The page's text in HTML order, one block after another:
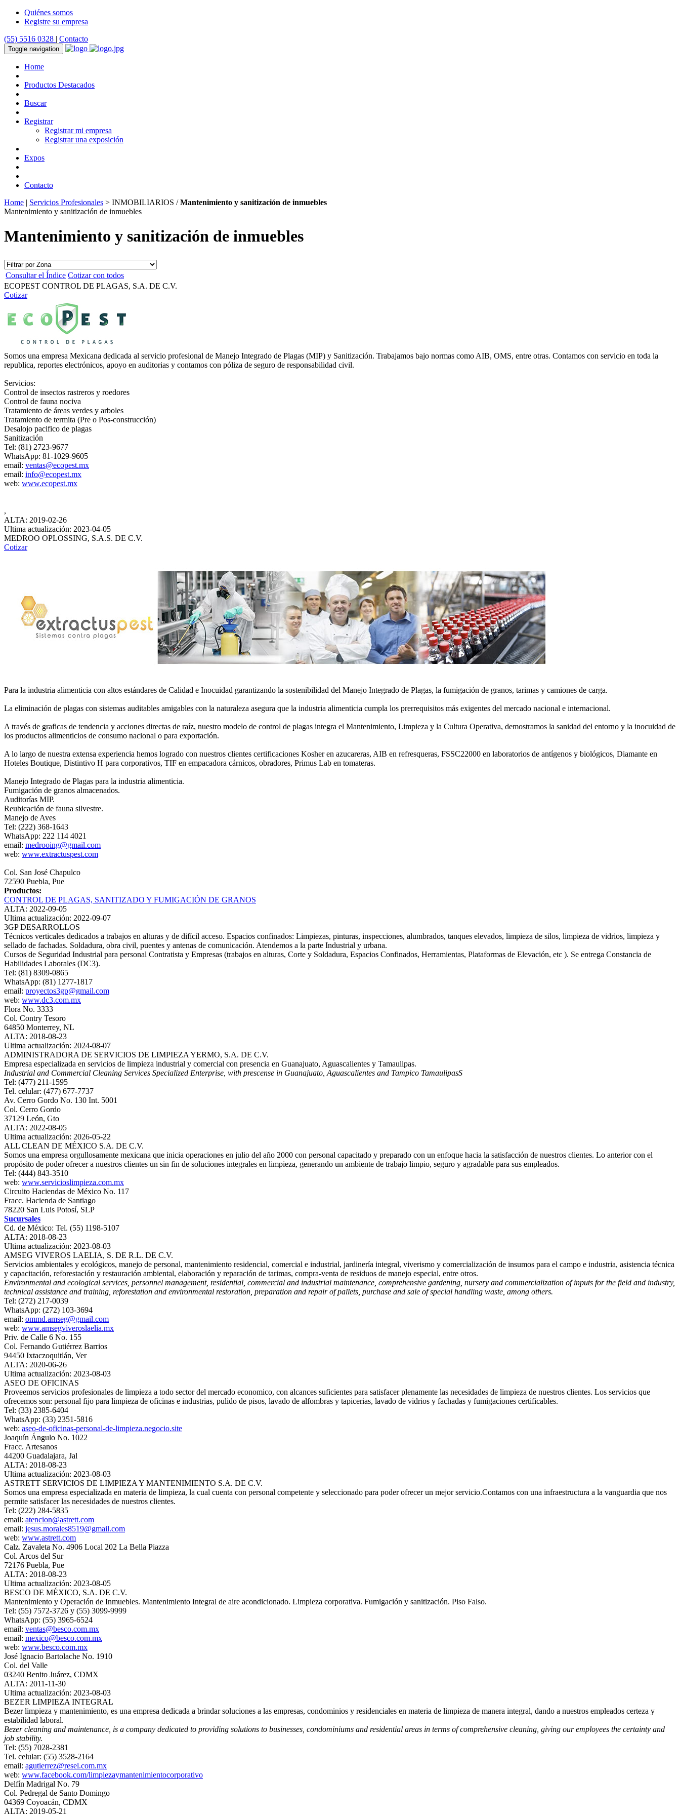
Quiénes somos
Registre su empresa
(55) 5516 0328 | Contacto
Toggle navigation
Home
Productos Destacados
Buscar
Registrar
Registrar mi empresa
Registrar una exposición
Expos
Contacto
Home | Servicios Profesionales > INMOBILIARIOS /Mantenimiento y sanitización de inmuebles
Mantenimiento y sanitización de inmuebles
Mantenimiento y sanitización de inmuebles
Consultar el Índice Cotizar con todos
ECOPEST CONTROL DE PLAGAS, S.A. DE C.V.
Cotizar
Somos una empresa Mexicana dedicada al servicio profesional de Manejo Integrado de Plagas (MIP) y Sanitización. Trabajamos bajo normas como AIB, OMS, entre otras. Contamos con servicio en toda la
republica, reportes electrónicos, apoyo en auditorias y contamos con póliza de seguro de responsabilidad civil.
Servicios:
Control de insectos rastreros y roedores
Control de fauna nociva
Tratamiento de áreas verdes y arboles
Tratamiento de termita (Pre o Pos-construcción)
Desalojo pacifico de plagas
Sanitización
Tel: (81) 2723-9677
WhatsApp: 81-1029-9605
email: ventas@ecopest.mx
email: info@ecopest.mx
web: www.ecopest.mx
,
ALTA: 2019-02-26
Ultima actualización: 2023-04-05
MEDROO OPLOSSING, S.A.S. DE C.V.
Cotizar
Para la industria alimenticia con altos estándares de Calidad e Inocuidad garantizando la sostenibilidad del Manejo Integrado de Plagas, la fumigación de granos, tarimas y camiones de carga.
La eliminación de plagas con sistemas auditables amigables con la naturaleza asegura que la industria alimenticia cumpla los prerrequisitos más exigentes del mercado nacional e internacional.
A través de graficas de tendencia y acciones directas de raíz, nuestro modelo de control de plagas integra el Mantenimiento, Limpieza y la Cultura Operativa, demostramos la sanidad del entorno y la inocuidad de
los productos alimenticios de consumo nacional o para exportación.
A lo largo de nuestra extensa experiencia hemos logrado con nuestros clientes certificaciones Kosher en azucareras, AIB en refresqueras, FSSC22000 en laboratorios de antígenos y biológicos, Diamante en
Hoteles Boutique, Distintivo H para corporativos, TIF en empacadora cárnicos, obradores, Primus Lab en tomateras.
Manejo Integrado de Plagas para la industria alimenticia.
Fumigación de granos almacenados.
Auditorías MIP.
Reubicación de fauna silvestre.
Manejo de Aves
Tel: (222) 368-1643
WhatsApp: 222 114 4021
email: medrooing@gmail.com
web: www.extractuspest.com
Col. San José Chapulco
72590 Puebla, Pue
Productos:
CONTROL DE PLAGAS, SANITIZADO Y FUMIGACIÓN DE GRANOS
ALTA: 2022-09-05
Ultima actualización: 2022-09-07
3GP DESARROLLOS
Técnicos verticales dedicados a trabajos en alturas y de difícil acceso. Espacios confinados: Limpiezas, pinturas, inspecciones, alumbrados, tanques elevados, limpieza de silos, limpieza de vidrios, limpieza y
sellado de fachadas. Soldadura, obra civil, puentes y antenas de comunicación. Atendemos a la parte Industrial y urbana.
Cursos de Seguridad Industrial para personal Contratista y Empresas (trabajos en alturas, Corte y Soldadura, Espacios Confinados, Herramientas, Plataformas de Elevación, etc ). Se entrega Constancia de
Habilidades Laborales (DC3).
Tel: (81) 8309-0865
WhatsApp: (81) 1277-1817
email: proyectos3gp@gmail.com
web: www.dc3.com.mx
Flora No. 3333
Col. Contry Tesoro
64850 Monterrey, NL
ALTA: 2018-08-23
Ultima actualización: 2024-08-07
ADMINISTRADORA DE SERVICIOS DE LIMPIEZA YERMO, S.A. DE C.V.
Empresa especializada en servicios de limpieza industrial y comercial con presencia en Guanajuato, Aguascalientes y Tamaulipas.
Industrial and Commercial Cleaning Services Specialized Enterprise, with prescense in Guanajuato, Aguascalientes and Tampico TamaulipasS
Tel: (477) 211-1595
Tel. celular: (477) 677-7737
Av. Cerro Gordo No. 130 Int. 5001
Col. Cerro Gordo
37129 León, Gto
ALTA: 2022-08-05
Ultima actualización: 2026-05-22
ALL CLEAN DE MÉXICO S.A. DE C.V.
Somos una empresa orgullosamente mexicana que inicia operaciones en julio del año 2000 con personal capacitado y preparado con un enfoque hacia la satisfacción de nuestros clientes. Lo anterior con el
propósito de poder ofrecer a nuestros clientes un sin fin de soluciones integrales en limpieza, generando un ambiente de trabajo limpio, seguro y agradable para sus empleados.
Tel: (444) 843-3510
web: www.servicioslimpieza.com.mx
Circuito Haciendas de México No. 117
Fracc. Hacienda de Santiago
78220 San Luis Potosí, SLP
Sucursales
Cd. de México: Tel. (55) 1198-5107
ALTA: 2018-08-23
Ultima actualización: 2023-08-03
AMSEG VIVEROS LAELIA, S. DE R.L. DE C.V.
Servicios ambientales y ecológicos, manejo de personal, mantenimiento residencial, comercial e industrial, jardinería integral, viverismo y comercialización de insumos para el campo e industria, asistencia técnica
y capacitación, reforestación y restauración ambiental, elaboración y reparación de tarimas, compra‐venta de residuos de manejo especial, entre otros.
Environmental and ecological services, personnel management, residential, commercial and industrial maintenance, comprehensive gardening, nursery and commercialization of inputs for the field and industry,
technical assistance and training, reforestation and environmental restoration, preparation and repair of pallets, purchase and sale of special handling waste, among others.
Tel: (272) 217-0039
WhatsApp: (272) 103-3694
email: ommd.amseg@gmail.com
web: www.amsegviveroslaelia.mx
Priv. de Calle 6 No. 155
Col. Fernando Gutiérrez Barrios
94450 Ixtaczoquitlán, Ver
ALTA: 2020-06-26
Ultima actualización: 2023-08-03
ASEO DE OFICINAS
Proveemos servicios profesionales de limpieza a todo sector del mercado economico, con alcances suficientes para satisfacer plenamente las necesidades de limpieza de nuestros clientes. Los servicios que
ofrecemos son: personal fijo para limpieza de oficinas e industrias, pulido de pisos, lavado de alfombras y tapicerias, lavado de vidrios y fachadas y fumigaciones certificables.
Tel: (33) 2385-6404
WhatsApp: (33) 2351-5816
web: aseo-de-oficinas-personal-de-limpieza.negocio.site
Joaquín Ángulo No. 1022
Fracc. Artesanos
44200 Guadalajara, Jal
ALTA: 2018-08-23
Ultima actualización: 2023-08-03
ASTRETT SERVICIOS DE LIMPIEZA Y MANTENIMIENTO S.A. DE C.V.
Somos una empresa especializada en materia de limpieza, la cual cuenta con personal competente y seleccionado para poder ofrecer un mejor servicio.Contamos con una infraestructura a la vanguardia que nos
permite satisfacer las necesidades de nuestros clientes.
Tel: (222) 284-5835
email: atencion@astrett.com
email: jesus.morales8519@gmail.com
web: www.astrett.com
Calz. Zavaleta No. 4906 Local 202 La Bella Piazza
Col. Arcos del Sur
72176 Puebla, Pue
ALTA: 2018-08-23
Ultima actualización: 2023-08-05
BESCO DE MÉXICO, S.A. DE C.V.
Mantenimiento y Operación de Inmuebles. Mantenimiento Integral de aire acondicionado. Limpieza corporativa. Fumigación y sanitización. Piso Falso.
Tel: (55) 7572-3726 y (55) 3099-9999
WhatsApp: (55) 3965-6524
email: ventas@besco.com.mx
email: mexico@besco.com.mx
web: www.besco.com.mx
José Ignacio Bartolache No. 1910
Col. del Valle
03240 Benito Juárez, CDMX
ALTA: 2011-11-30
Ultima actualización: 2023-08-03
BEZER LIMPIEZA INTEGRAL
Bezer limpieza y mantenimiento, es una empresa dedicada a brindar soluciones a las empresas, condominios y residenciales en materia de limpieza de manera integral, dando a nuestros empleados certeza y
estabilidad laboral.
Bezer cleaning and maintenance, is a company dedicated to providing solutions to businesses, condominiums and residential areas in terms of comprehensive cleaning, giving our employees the certainty and
job stability.
Tel: (55) 7028-2381
Tel. celular: (55) 3528-2164
email: agutierrez@resel.com.mx
web: www.facebook.com/limpiezaymantenimientocorporativo
Delfín Madrigal No. 79
Col. Pedregal de Santo Domingo
04369 Coyoacán, CDMX
ALTA: 2019-05-21